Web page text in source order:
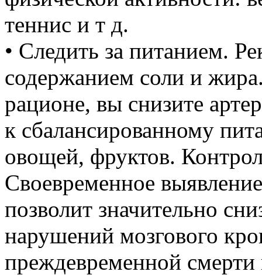
теннис и т д.
• Следить за питанием.
содержанием соли и
рационе, вы снизите
к сбалансированному
овощей, фруктов.
Своевременное
позволит значительно
нарушений мозгового
преждевременной